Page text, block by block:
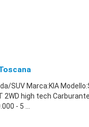
SUV Marca:KIA
2WD high tech
- 5 ...